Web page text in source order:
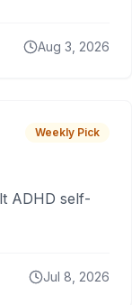
Aug 3, 2026
Weekly Pick
ADHD self-
Jul 8, 2026